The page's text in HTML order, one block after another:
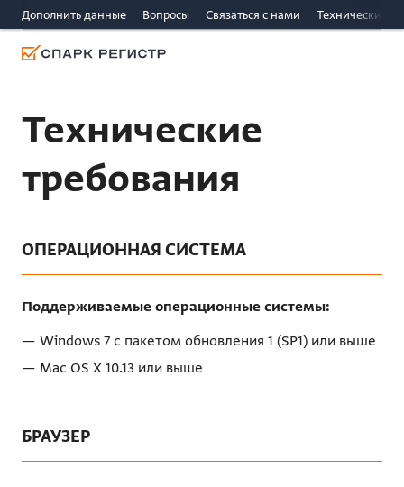
Дополнить данные Вопросы Связаться c нами Технические
Технические
требования
ОПЕРАЦИОННАЯ СИСТЕМА
Поддерживаемые операционные системы:
Windows 7 с пакетом обновления 1 (SP1) или выше
Mac OS X 10.13 или выше
БРАУЗЕР